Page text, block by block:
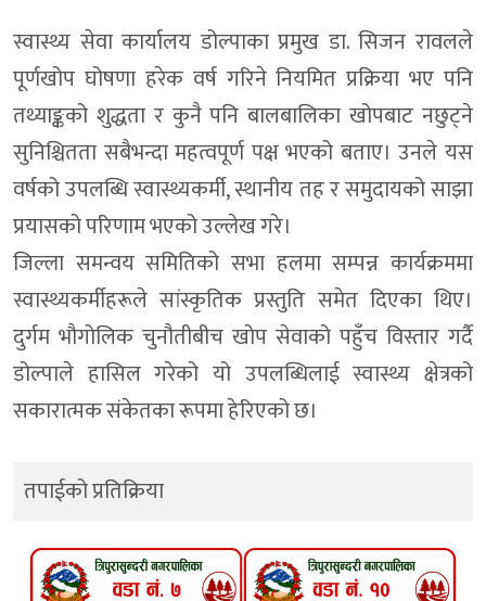
स्वास्थ्य सेवा कार्यालय डोल्पाका प्रमुख डा. सिजन रावलले
पूर्णखोप घोषणा हरेक वर्ष गरिने नियमित प्रक्रिया भए पनि
तथ्याङ्कको शुद्धता र कुनै पनि बालबालिका खोपबाट नछुट्ने
सुनिश्चितता सबैभन्दा महत्वपूर्ण पक्ष भएको बताए। उनले यस
वर्षको उपलब्धि स्वास्थ्यकर्मी, स्थानीय तह र समुदायको साझा
प्रयासको परिणाम भएको उल्लेख गरे।
जिल्ला समन्वय समितिको सभा हलमा सम्पन्न कार्यक्रममा
स्वास्थ्यकर्मीहरूले सांस्कृतिक प्रस्तुति समेत दिएका थिए।
दुर्गम भौगोलिक चुनौतीबीच खोप सेवाको पहुँच विस्तार गर्दै
डोल्पाले हासिल गरेको यो उपलब्धिलाई स्वास्थ्य क्षेत्रको
सकारात्मक संकेतका रूपमा हेरिएको छ।
तपाईको प्रतिक्रिया